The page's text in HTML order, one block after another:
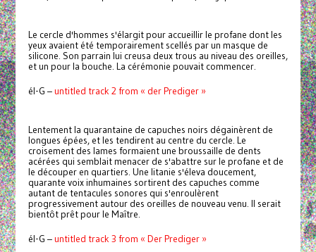
Le cercle d'hommes s'élargit pour accueillir le profane dont les
yeux avaient été temporairement scellés par un masque de
silicone. Son parrain lui creusa deux trous au niveau des oreilles,
et un pour la bouche. La cérémonie pouvait commencer.
él-G –untitled track 2 from « der Prediger »
Lentement la quarantaine de capuches noirs dégainèrent de
longues épées, et les tendirent au centre du cercle. Le
croisement des lames formaient une broussaille de dents
acérées qui semblait menacer de s'abattre sur le profane et de
le découper en quartiers. Une litanie s'éleva doucement,
quarante voix inhumaines sortirent des capuches comme
autant de tentacules sonores qui s'enroulèrent
progressivement autour des oreilles de nouveau venu. Il serait
bientôt prêt pour le Maître.
él-G –untitled track 3 from « Der Prediger »